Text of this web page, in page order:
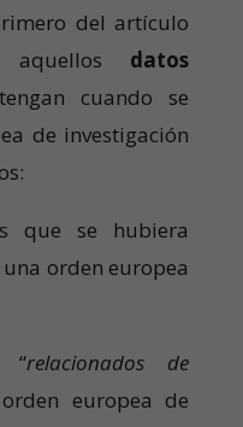
del artículo
datos
cuando se
de investigación
que se hubiera
orden europea
“relacionados de
europea de